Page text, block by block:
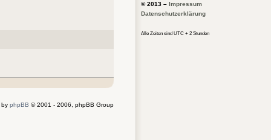
by phpBB © 2001 - 2006, phpBB Group
© 2013 – Impressum
Datenschutzerklärung
Alle Zeiten sind UTC + 2 Stunden